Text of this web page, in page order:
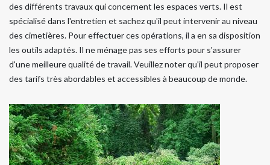
des différents travaux qui concernent les espaces verts. Il est
spécialisé dans l'entretien et sachez qu'il peut intervenir au niveau
des cimetières. Pour effectuer ces opérations, il a en sa disposition
les outils adaptés. Il ne ménage pas ses efforts pour s'assurer
d'une meilleure qualité de travail. Veuillez noter qu'il peut proposer
des tarifs très abordables et accessibles à beaucoup de monde.